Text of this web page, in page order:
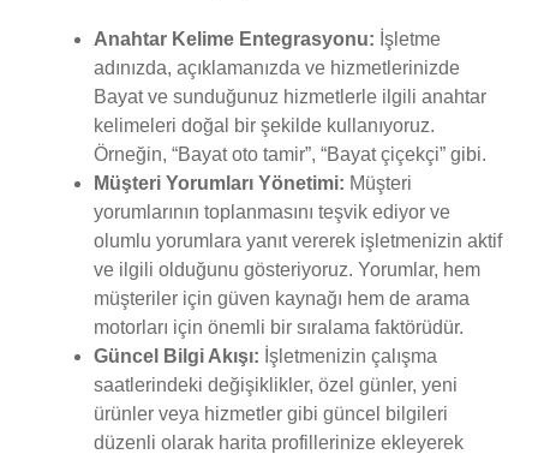
Anahtar Kelime Entegrasyonu: İşletme
adınızda, açıklamanızda ve hizmetlerinizde
Bayat ve sunduğunuz hizmetlerle ilgili anahtar
kelimeleri doğal bir şekilde kullanıyoruz.
Örneğin, “Bayat oto tamir”, “Bayat çiçekçi” gibi.
Müşteri Yorumları Yönetimi: Müşteri
yorumlarının toplanmasını teşvik ediyor ve
olumlu yorumlara yanıt vererek işletmenizin aktif
ve ilgili olduğunu gösteriyoruz. Yorumlar, hem
müşteriler için güven kaynağı hem de arama
motorları için önemli bir sıralama faktörüdür.
Güncel Bilgi Akışı: İşletmenizin çalışma
saatlerindeki değişiklikler, özel günler, yeni
ürünler veya hizmetler gibi güncel bilgileri
düzenli olarak harita profillerinize ekleyerek